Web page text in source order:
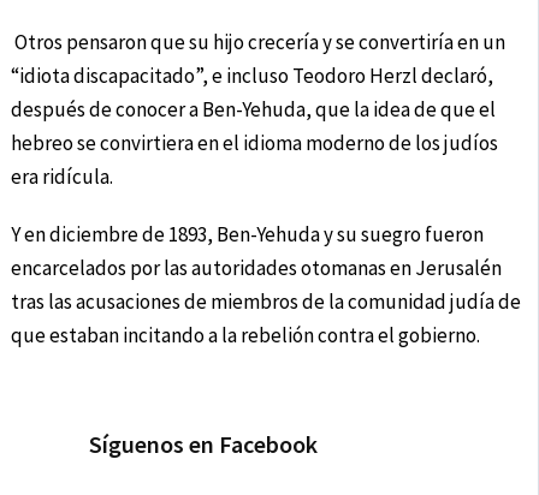
Otros pensaron que su hijo crecería y se convertiría en un
“idiota discapacitado”, e incluso Teodoro Herzl declaró,
después de conocer a Ben-Yehuda, que la idea de que el
hebreo se convirtiera en el idioma moderno de los judíos
era ridícula.
Y en diciembre de 1893, Ben-Yehuda y su suegro fueron
encarcelados por las autoridades otomanas en Jerusalén
tras las acusaciones de miembros de la comunidad judía de
que estaban incitando a la rebelión contra el gobierno.
Síguenos en Facebook